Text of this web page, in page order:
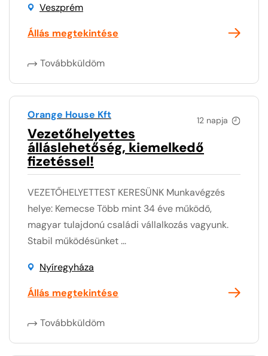
Veszprém
Állás megtekintése
Továbbküldöm
12 napja
Orange House Kft
Vezetőhelyettes
álláslehetőség, kiemelkedő
fizetéssel!
VEZETŐHELYETTEST KERESÜNK Munkavégzés
helye: Kemecse Több mint 34 éve működő,
magyar tulajdonú családi vállalkozás vagyunk.
Stabil működésünket ...
Nyíregyháza
Állás megtekintése
Továbbküldöm